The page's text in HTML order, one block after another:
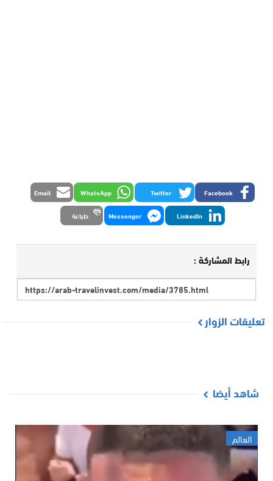
Facebook
Twitter
WhatsApp
Email
LinkedIn
Messenger طباعة
رابط المشاركة :
تعليقات الزوار
شاهد أيضا
العالم